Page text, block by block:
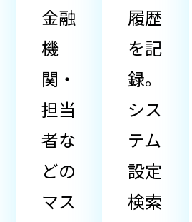
金融
機
関・
担当
者な
どの
マス
履歴
を記
録。
シス
テム
設定
検索